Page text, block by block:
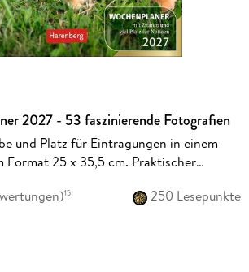
2027 - 53 faszinierende Fotografien
und Platz für Eintragungen in einem
Format 25 x 35,5 cm. Praktischer
)15
250 Lesepunkte